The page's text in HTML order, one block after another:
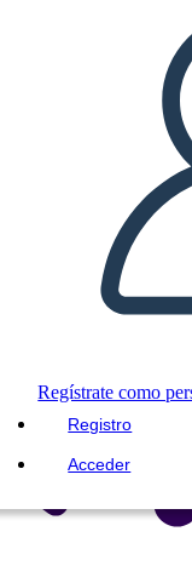
Regístrate como
Registro
Acceder
JUEGO DE
LEERME